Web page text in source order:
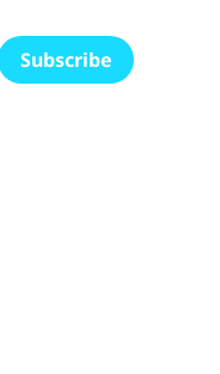
Subscribe